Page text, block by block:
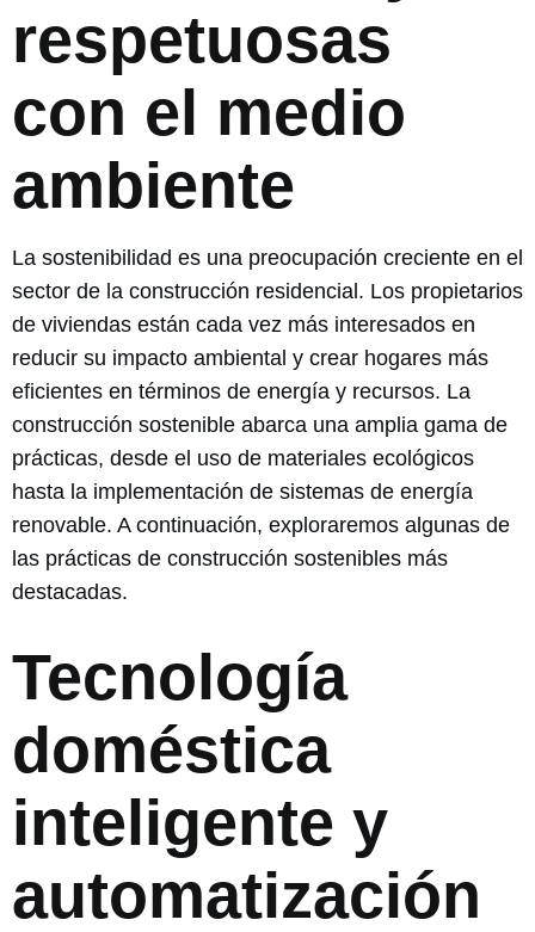
respetuosas
con el medio
ambiente
La sostenibilidad es una preocupación creciente en el
sector de la construcción residencial. Los propietarios
de viviendas están cada vez más interesados ​​en
reducir su impacto ambiental y crear hogares más
eficientes en términos de energía y recursos. La
construcción sostenible abarca una amplia gama de
prácticas, desde el uso de materiales ecológicos
hasta la implementación de sistemas de energía
renovable. A continuación, exploraremos algunas de
las prácticas de construcción sostenibles más
destacadas.
Tecnología
doméstica
inteligente y
automatización